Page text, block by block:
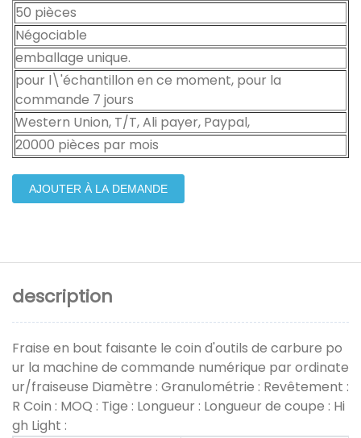
50 pièces
Négociable
emballage unique.
pour l\'échantillon en ce moment, pour la
commande 7 jours
Western Union, T/T, Ali payer, Paypal,
20000 pièces par mois
AJOUTER À LA DEMANDE
description
Fraise en bout faisante le coin d'outils de carbure po
ur la machine de commande numérique par ordinate
ur/fraiseuse Diamètre : Granulométrie : Revêtement :
R Coin : MOQ : Tige : Longueur : Longueur de coupe : Hi
gh Light :